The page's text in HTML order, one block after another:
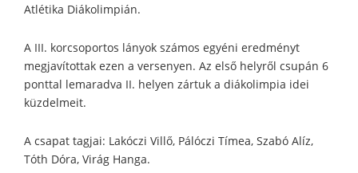
Atlétika Diákolimpián.
A III. korcsoportos lányok számos egyéni eredményt
megjavítottak ezen a versenyen. Az első helyről csupán 6
ponttal lemaradva II. helyen zártuk a diákolimpia idei
küzdelmeit.
A csapat tagjai: Lakóczi Villő, Pálóczi Tímea, Szabó Alíz,
Tóth Dóra, Virág Hanga.